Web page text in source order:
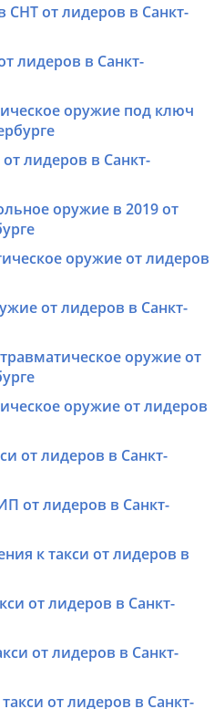
от лидеров в Санкт-
лидеров в Санкт-
оружие под ключ
лидеров в Санкт-
оружие в 2019 от
оружие от лидеров
от лидеров в Санкт-
оружие от
оружие от лидеров
от лидеров в Санкт-
от лидеров в Санкт-
к такси от лидеров в
от лидеров в Санкт-
от лидеров в Санкт-
от лидеров в Санкт-